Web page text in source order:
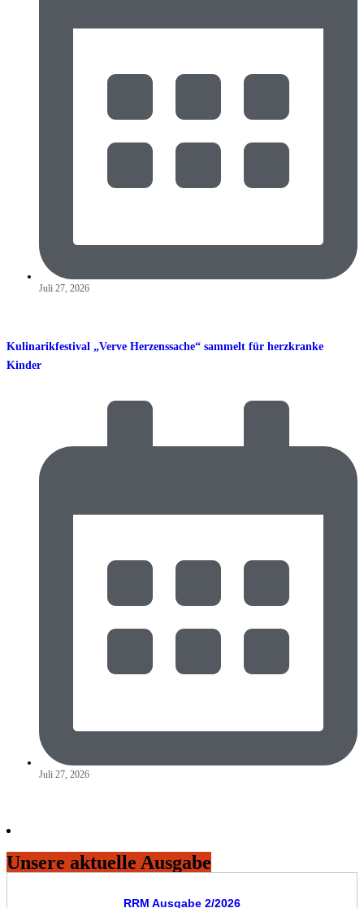
Juli 27, 2026
Kulinarikfestival „Verve Herzenssache“ sammelt für herzkranke
Kinder
Juli 27, 2026
Unsere aktuelle Ausgabe
RRM Ausgabe 2/2026